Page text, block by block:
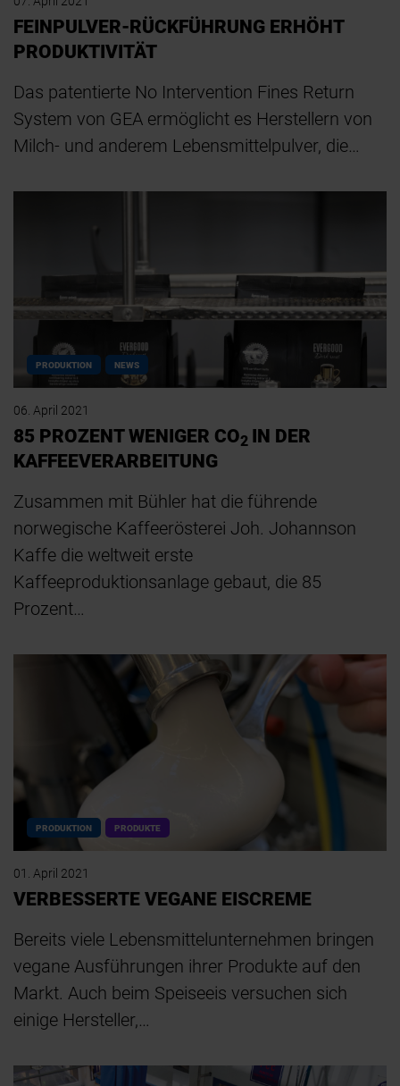
FEINPULVER-RÜCKFÜHRUNG ERHÖHT
PRODUKTIVITÄT
Das patentierte No Intervention Fines Return
System von GEA ermöglicht es Herstellern von
Milch- und anderem Lebensmittelpulver, die…
PRODUKTION NEWS
06. April 2021
85 PROZENT WENIGER CO2 IN DER
KAFFEEVERARBEITUNG
Zusammen mit Bühler hat die führende
norwegische Kaffeerösterei Joh. Johannson
Kaffe die weltweit erste
Kaffeeproduktionsanlage gebaut, die 85
Prozent…
PRODUKTION PRODUKTE
01. April 2021
VERBESSERTE VEGANE EISCREME
Bereits viele Lebensmittelunternehmen bringen
vegane Ausführungen ihrer Produkte auf den
Markt. Auch beim Speiseeis versuchen sich
einige Hersteller,…